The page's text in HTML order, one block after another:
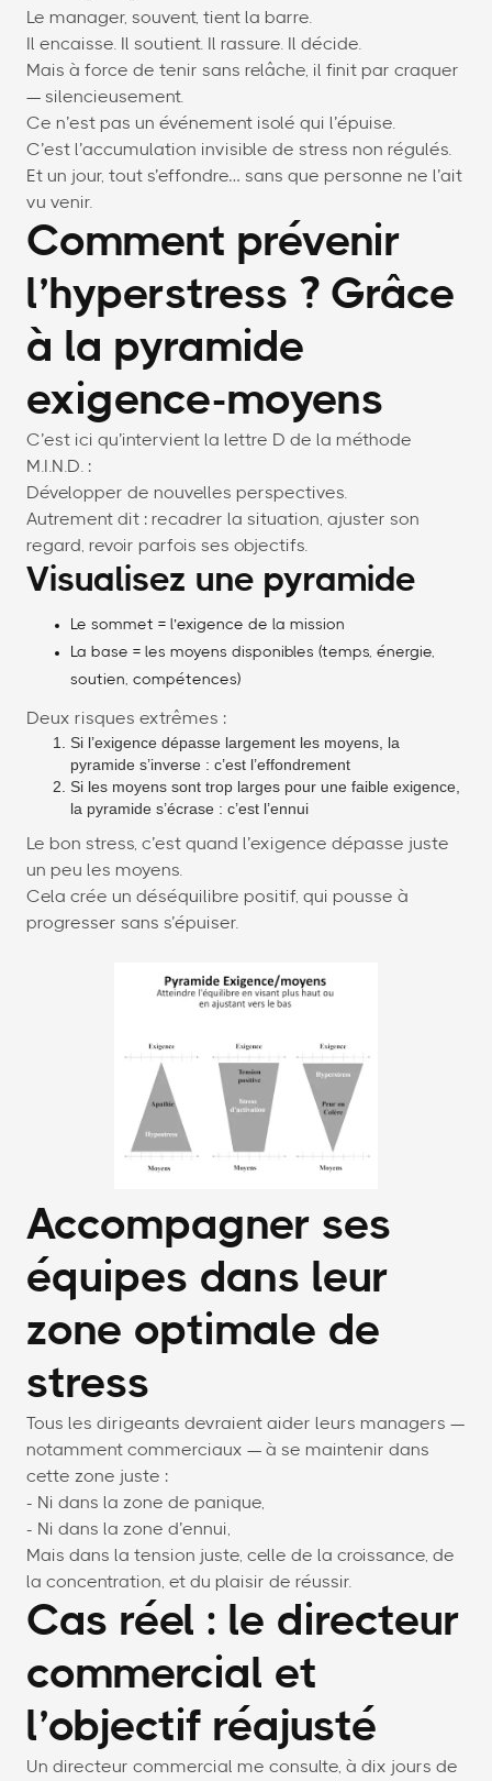
Le manager, souvent, tient la barre.
Il encaisse. Il soutient. Il rassure. Il décide.
Mais à force de tenir sans relâche, il finit par craquer
— silencieusement.
Ce n’est pas un événement isolé qui l’épuise.
C’est l’accumulation invisible de stress non régulés.
Et un jour, tout s’effondre… sans que personne ne l’ait
vu venir.
Comment prévenir
l’hyperstress ? Grâce
à la pyramide
exigence-moyens
C’est ici qu’intervient la lettre D de la méthode
M.I.N.D. :
Développer de nouvelles perspectives.
Autrement dit : recadrer la situation, ajuster son
regard, revoir parfois ses objectifs.
Visualisez une pyramide
Le sommet = l’exigence de la mission
La base = les moyens disponibles (temps, énergie,
soutien, compétences)
Deux risques extrêmes :
Si l’exigence dépasse largement les moyens, la
pyramide s’inverse : c’est l’effondrement
Si les moyens sont trop larges pour une faible exigence,
la pyramide s’écrase : c’est l’ennui
Le bon stress, c’est quand l’exigence dépasse juste
un peu les moyens.
Cela crée un déséquilibre positif, qui pousse à
progresser sans s’épuiser.
Accompagner ses
équipes dans leur
zone optimale de
stress
Tous les dirigeants devraient aider leurs managers —
notamment commerciaux — à se maintenir dans
cette zone juste :
- Ni dans la zone de panique,
- Ni dans la zone d’ennui,
Mais dans la tension juste, celle de la croissance, de
la concentration, et du plaisir de réussir.
Cas réel : le directeur
commercial et
l’objectif réajusté
Un directeur commercial me consulte, à dix jours de